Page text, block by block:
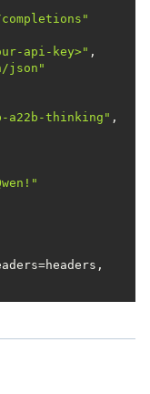
api-key>"
json"
a22b-thinking"